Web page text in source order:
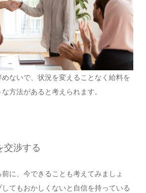
ないで、状況を変えることなく給料を
方法があると考えられます。
交渉する
に、今できることも考えてみましょ
てもおかしくないと自信を持っている